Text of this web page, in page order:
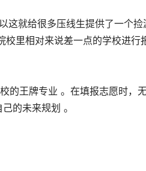
这就给很多压线生提供了一个
里相对来说差一点的学校进行
的王牌专业 。在填报志愿时，
的未来规划 。